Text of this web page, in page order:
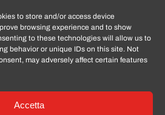
to store and/or access device
browsing experience and to show
to these technologies will allow us to
behavior or unique IDs on this site. Not
may adversely affect certain features
Accetta
è lo shop n.1 in italia per
garantiti e certificati
APPLE, SAMSUNG, HUAWEI,
XIAOMI e tanto altro